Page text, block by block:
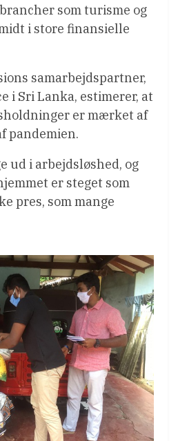
som turisme og
i store finansielle
samarbejdspartner,
i Sri Lanka, estimerer, at
er mærket af
pandemien.
ud i arbejdsløshed, og
er steget som
pres, som mange